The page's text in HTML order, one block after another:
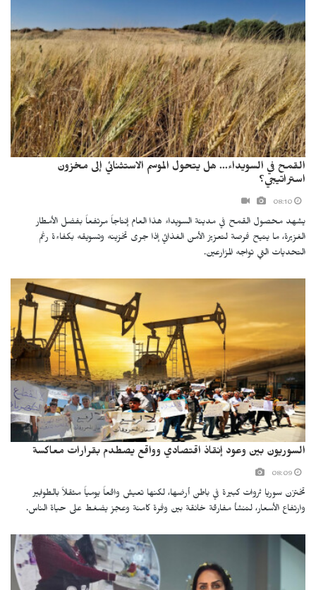
القمح في السويداء... هل يتحول الموسم الاستثنائي إلى مخزون
استراتيجي؟
يشهد محصول القمح في مدينة السويداء هذا العام إنتاجاً مرتفعاً بفضل الأمطار
الغزيرة، ما يتيح فرصة لتعزيز الأمن الغذائي إذا جرى تخزينه وتسويقه بكفاءة رغم
التحديات التي تواجه المزارعين.
السوريون بين وعود إنقاذ اقتصادي وواقع يصطدم بقرارات معاكسة
تختزن سوريا ثروات كبيرة في باطن أرضها، لكنها تعيش واقعاً يومياً مثقلاً بالطوابير
وارتفاع الأسعار، لتنشأ مفارقة خانقة بين وفرة كامنة وعجز يضغط على حياة الناس.